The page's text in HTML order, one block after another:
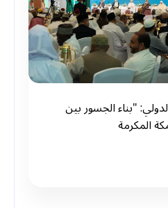
"بناء الجسور بين
المكرمة